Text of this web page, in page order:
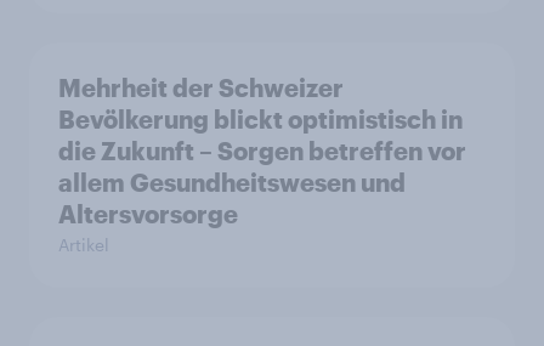
Mehrheit der Schweizer
Bevölkerung blickt optimistisch in
die Zukunft – Sorgen betreffen vor
allem Gesundheitswesen und
Altersvorsorge
Artikel